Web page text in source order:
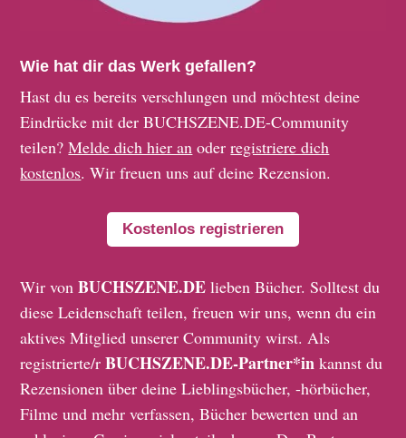
Wie hat dir das Werk gefallen?
Hast du es bereits verschlungen und möchtest deine
Eindrücke mit der BUCHSZENE.DE-Community
teilen?Melde dich hier an oderregistriere dich
kostenlos. Wir freuen uns auf deine Rezension.
Kostenlos registrieren
Wir vonBUCHSZENE.DE lieben Bücher. Solltest du
diese Leidenschaft teilen, freuen wir uns, wenn du ein
aktives Mitglied unserer Community wirst. Als
registrierte/rBUCHSZENE.DE-Partner*in kannst du
Rezensionen über deine Lieblingsbücher, -hörbücher,
Filme und mehr verfassen, Bücher bewerten und an